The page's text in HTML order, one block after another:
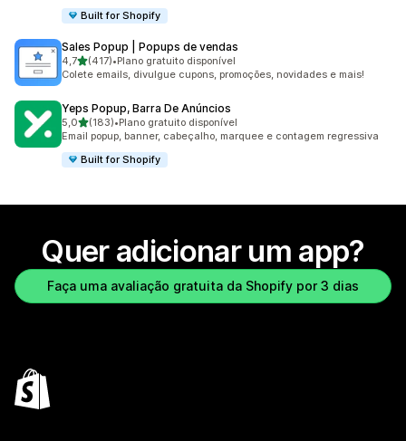
Built for Shopify
Sales Popup | Popups de vendas
4,7de 5 estrelas
(417)
417 avaliações ao todo
•Plano gratuito disponível
Colete emails, divulgue cupons, promoções, novidades e mais!
Yeps Popup, Barra De Anúncios
5,0de 5 estrelas
(183)
183 avaliações ao todo
•Plano gratuito disponível
Email popup, banner, cabeçalho, marquee e contagem regressiva
Built for Shopify
Quer adicionar um app?
Faça uma avaliação gratuita da Shopify por 3 dias